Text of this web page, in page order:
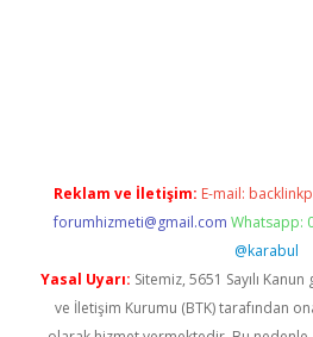
Reklam ve İletişim: E-mail:
forumhizmeti@gmail.com Whatsapp:
@karabul
Yasal Uyarı: Sitemiz, 5651 Sayılı
ve İletişim Kurumu (BTK) tarafından